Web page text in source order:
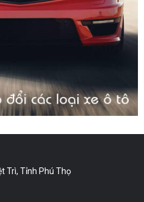
Trì, Tỉnh Phú Thọ